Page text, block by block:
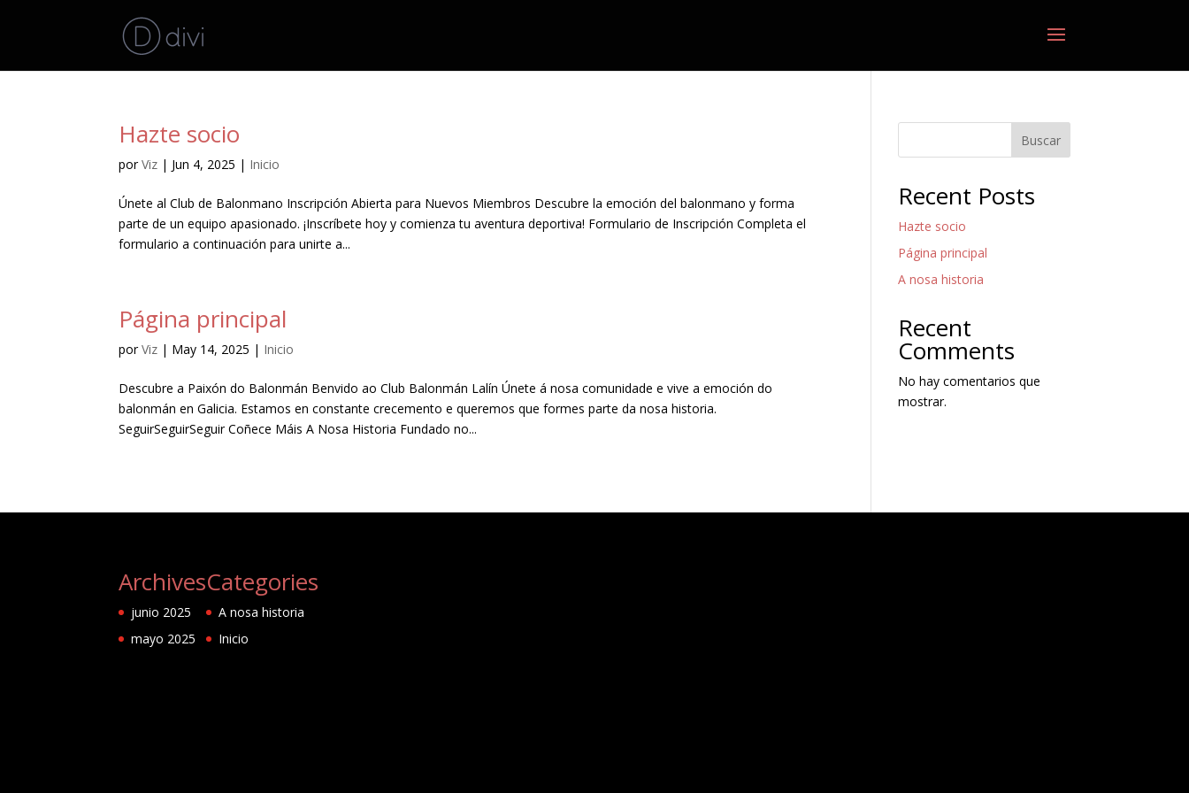
Hazte socio
porViz | Jun 4, 2025 | Inicio
Únete al Club de Balonmano Inscripción Abierta para Nuevos Miembros Descubre la emoción del balonmano y forma
parte de un equipo apasionado. ¡Inscríbete hoy y comienza tu aventura deportiva! Formulario de Inscripción Completa el
formulario a continuación para unirte a...
Página principal
porViz | May 14, 2025 | Inicio
Descubre a Paixón do Balonmán Benvido ao Club Balonmán Lalín Únete á nosa comunidade e vive a emoción do
balonmán en Galicia. Estamos en constante crecemento e queremos que formes parte da nosa historia.
SeguirSeguirSeguir Coñece Máis A Nosa Historia Fundado no...
Buscar
Recent Posts
Hazte socio
Página principal
A nosa historia
Recent
Comments
No hay comentarios que
mostrar.
Archives
junio 2025
mayo 2025
Categories
A nosa historia
Inicio